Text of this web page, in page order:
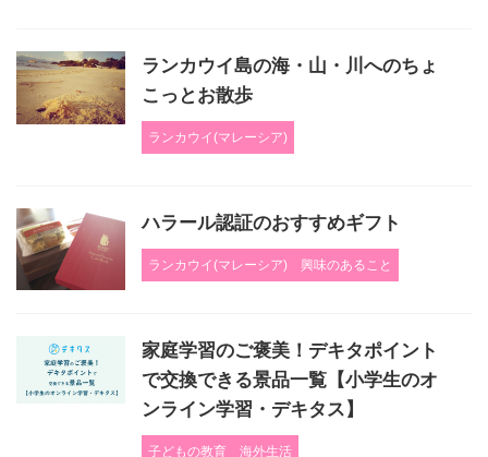
ランカウイ島の海・山・川へのちょ
こっとお散歩
ランカウイ(マレーシア)
ハラール認証のおすすめギフト
ランカウイ(マレーシア) 興味のあること
家庭学習のご褒美！デキタポイント
で交換できる景品一覧【小学生のオ
ンライン学習・デキタス】
子どもの教育 海外生活